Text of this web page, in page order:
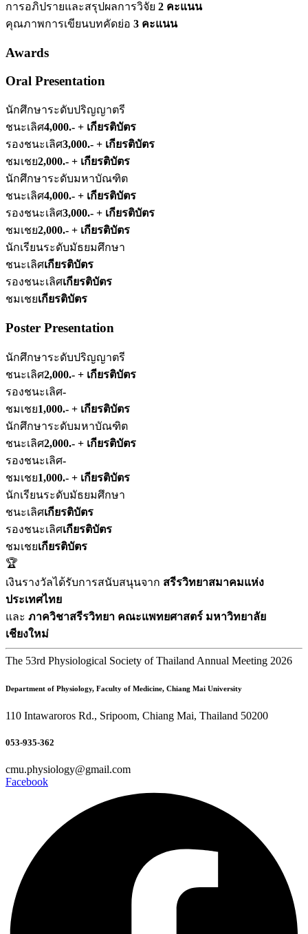
การอภิปรายและสรุปผลการวิจัย 2 คะแนน
คุณภาพการเขียนบทคัดย่อ 3 คะแนน
Awards
Oral Presentation
นักศึกษาระดับปริญญาตรี
ชนะเลิศ4,000.- + เกียรติบัตร
รองชนะเลิศ3,000.- + เกียรติบัตร
ชมเชย2,000.- + เกียรติบัตร
นักศึกษาระดับมหาบัณฑิต
ชนะเลิศ4,000.- + เกียรติบัตร
รองชนะเลิศ3,000.- + เกียรติบัตร
ชมเชย2,000.- + เกียรติบัตร
นักเรียนระดับมัธยมศึกษา
ชนะเลิศเกียรติบัตร
รองชนะเลิศเกียรติบัตร
ชมเชยเกียรติบัตร
Poster Presentation
นักศึกษาระดับปริญญาตรี
ชนะเลิศ2,000.- + เกียรติบัตร
รองชนะเลิศ-
ชมเชย1,000.- + เกียรติบัตร
นักศึกษาระดับมหาบัณฑิต
ชนะเลิศ2,000.- + เกียรติบัตร
รองชนะเลิศ-
ชมเชย1,000.- + เกียรติบัตร
นักเรียนระดับมัธยมศึกษา
ชนะเลิศเกียรติบัตร
รองชนะเลิศเกียรติบัตร
ชมเชยเกียรติบัตร
🏆
เงินรางวัลได้รับการสนับสนุนจาก สรีรวิทยาสมาคมแห่ง
ประเทศไทย
และ ภาควิชาสรีรวิทยา คณะแพทยศาสตร์ มหาวิทยาลัย
เชียงใหม่
The 53rd Physiological Society of Thailand Annual Meeting 2026
Department of Physiology, Faculty of Medicine, Chiang Mai University
110 Intawaroros Rd., Sripoom, Chiang Mai, Thailand 50200
053-935-362
cmu.physiology@gmail.com
Facebook